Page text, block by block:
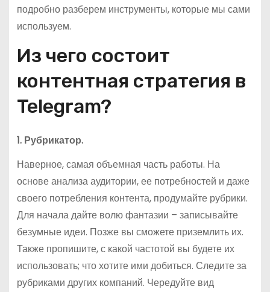
подробно разберем инструменты, которые мы сами
используем.
Из чего состоит
контентная стратегия в
Telegram?
1. Рубрикатор.
Наверное, самая объемная часть работы. На
основе анализа аудитории, ее потребностей и даже
своего потребления контента, продумайте рубрики.
Для начала дайте волю фантазии – записывайте
безумные идеи. Позже вы сможете приземлить их.
Также пропишите, с какой частотой вы будете их
использовать; что хотите ими добиться. Следите за
рубриками других компаний. Чередуйте вид